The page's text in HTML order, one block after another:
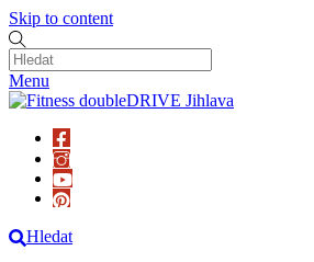
Skip to content
Menu
Hledat